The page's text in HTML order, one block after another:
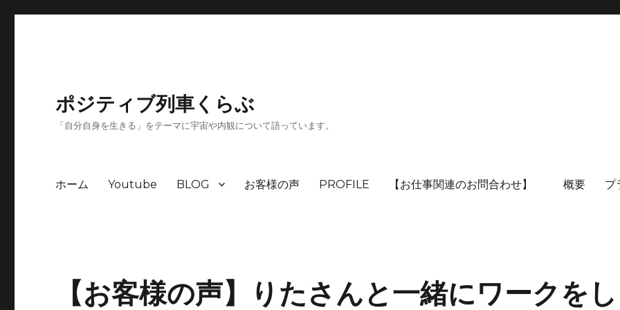
ポジティブ列車くらぶ
「自分自身を生きる」をテーマに宇宙や内観について語っています。
ホーム Youtube BLOG お客様の声 PROFILE 【お仕事関連のお問合わせ】 概要 プ
【お客様の声】りたさんと一緒にワークをし